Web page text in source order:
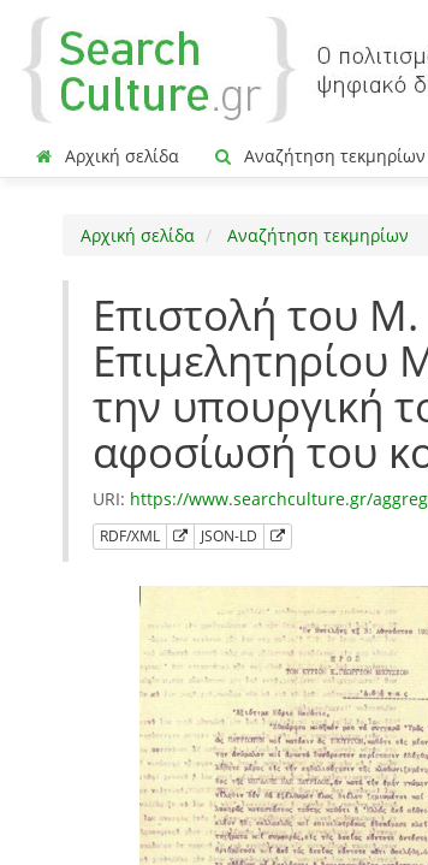
Αρχική σελίδα Αναζήτηση τεκμηρίων
Αρχική σελίδα Αναζήτηση τεκμηρίων
Επιστολή του
Επιμελητηρίου
την υπουργική
αφοσίωσή του
URI: https://www.searchculture.gr/
RDF/XML JSON-LD